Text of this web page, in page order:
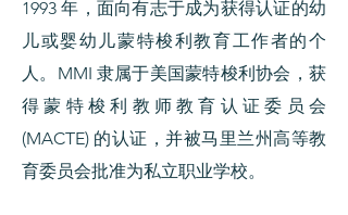
1993 年，面向有志于成为获得认证的幼
儿或婴幼儿蒙特梭利教育工作者的个
人。MMI 隶属于美国蒙特梭利协会，获
得蒙特梭利教师教育认证委员会
(MACTE) 的认证，并被马里兰州高等教
育委员会批准为私立职业学校。